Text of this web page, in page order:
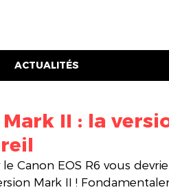
ACTUALITÉS
Mark II : la
le Canon EOS R6 vous
Mark II !